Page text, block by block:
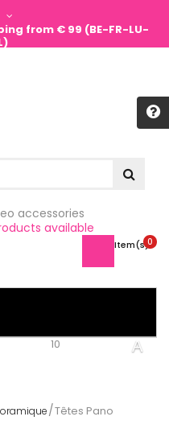
from € 99 (BE-FR-LU-
accessories
available
0
Item(s) -
Têtes Pano